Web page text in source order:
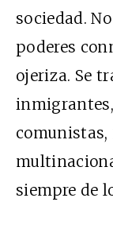
sociedad.
poderes
ojeriza. Se
comunistas,
siempre de